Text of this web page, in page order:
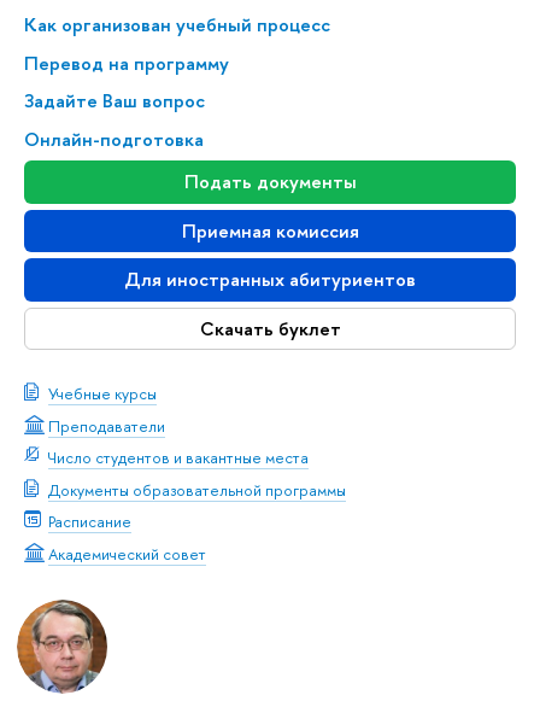
Как организован учебный процесс
Перевод на программу
Задайте Ваш вопрос
Онлайн-подготовка
Подать документы
Приемная комиссия
Для иностранных абитуриентов
Скачать буклет
Учебные курсы
Преподаватели
Число студентов и вакантные места
Документы образовательной программы
Расписание
Академический совет